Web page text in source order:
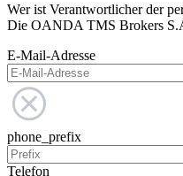
Wer ist Verantwortlicher der
Die OANDA TMS Brokers
E-Mail-Adresse
phone_prefix
Telefon